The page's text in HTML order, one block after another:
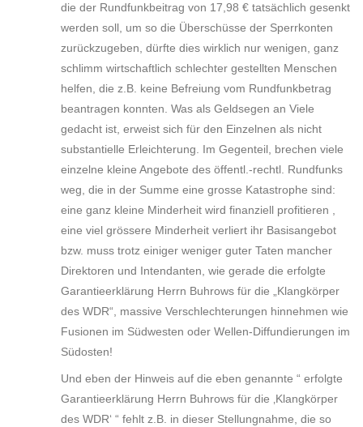
die der Rundfunkbeitrag von 17,98 € tatsächlich gesenkt
werden soll, um so die Überschüsse der Sperrkonten
zurückzugeben, dürfte dies wirklich nur wenigen, ganz
schlimm wirtschaftlich schlechter gestellten Menschen
helfen, die z.B. keine Befreiung vom Rundfunkbetrag
beantragen konnten. Was als Geldsegen an Viele
gedacht ist, erweist sich für den Einzelnen als nicht
substantielle Erleichterung. Im Gegenteil, brechen viele
einzelne kleine Angebote des öffentl.-rechtl. Rundfunks
weg, die in der Summe eine grosse Katastrophe sind:
eine ganz kleine Minderheit wird finanziell profitieren ,
eine viel grössere Minderheit verliert ihr Basisangebot
bzw. muss trotz einiger weniger guter Taten mancher
Direktoren und Intendanten, wie gerade die erfolgte
Garantieerklärung Herrn Buhrows für die „Klangkörper
des WDR“, massive Verschlechterungen hinnehmen wie
Fusionen im Südwesten oder Wellen-Diffundierungen im
Südosten!
Und eben der Hinweis auf die eben genannte “ erfolgte
Garantieerklärung Herrn Buhrows für die ‚Klangkörper
des WDR‘ “ fehlt z.B. in dieser Stellungnahme, die so